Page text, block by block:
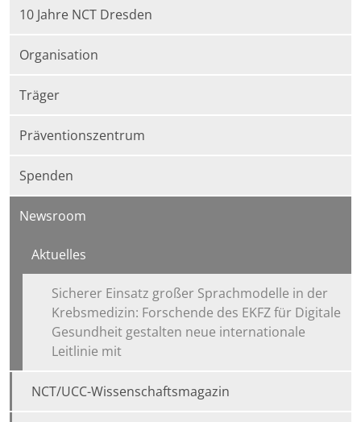
10 Jahre NCT Dresden
Organisation
Träger
Präventionszentrum
Spenden
Newsroom
Aktuelles
Sicherer Einsatz großer Sprachmodelle in der
Krebsmedizin: Forschende des EKFZ für Digitale
Gesundheit gestalten neue internationale
Leitlinie mit
NCT/UCC-Wissenschaftsmagazin